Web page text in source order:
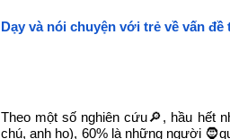
Dạy và nói chuyện với trẻ về vấn đề
Theo một số nghiên cứu🔎, hầu hết
chú, anh họ), 60% là những người